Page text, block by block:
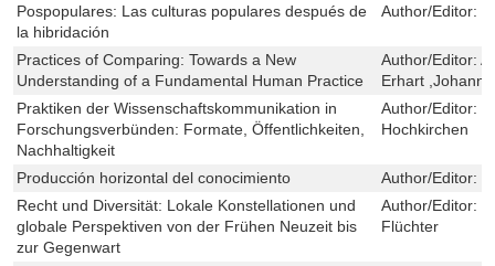
Pospopulares: Las culturas populares después de
la hibridación
Author/Editor:
Practices of Comparing: Towards a New
Understanding of a Fundamental Human Practice
Author/Editor:
Erhart
Praktiken der Wissenschaftskommunikation in
Forschungsverbünden: Formate, Öffentlichkeiten,
Nachhaltigkeit
Author/Editor:
Hochkirchen
Producción horizontal del conocimiento Author/Editor:
Recht und Diversität: Lokale Konstellationen und
globale Perspektiven von der Frühen Neuzeit bis
zur Gegenwart
Author/Editor:
Flüchter